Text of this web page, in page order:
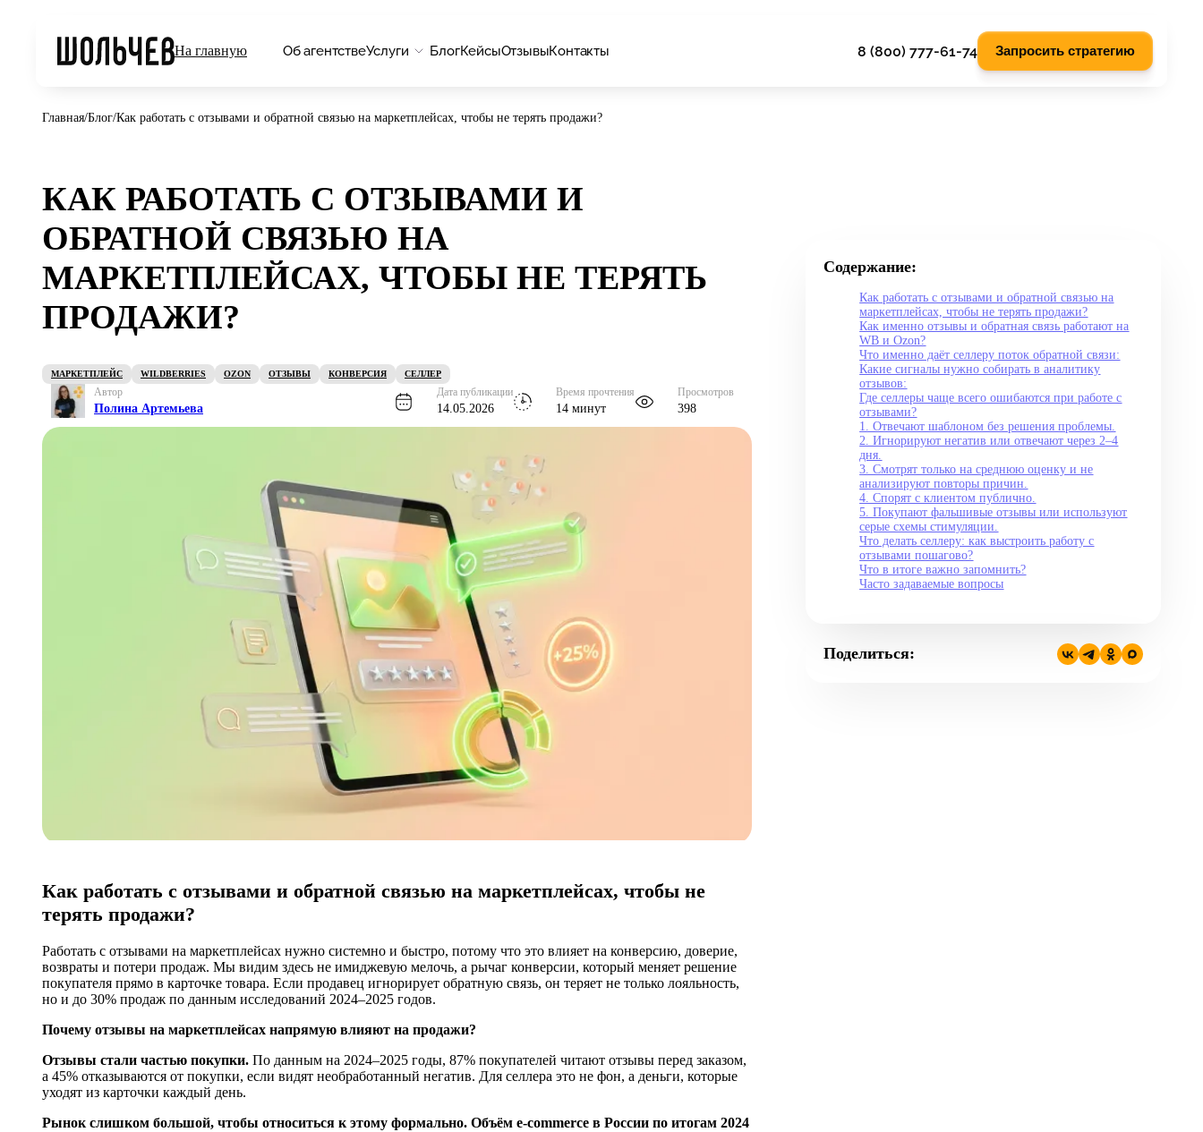
На главную Об агентствеУслуги БлогКейсыОтзывыКонтакты 8 (800) 777-61-74 Запросить стратегию
Главная/Блог/Как работать с отзывами и обратной связью на маркетплейсах, чтобы не терять продажи?
КАК РАБОТАТЬ С ОТЗЫВАМИ И
ОБРАТНОЙ СВЯЗЬЮ НА
МАРКЕТПЛЕЙСАХ, ЧТОБЫ НЕ ТЕРЯТЬ
ПРОДАЖИ?
МАРКЕТПЛЕЙС WILDBERRIES OZON ОТЗЫВЫ КОНВЕРСИЯ СЕЛЛЕР
Автор
Полина Артемьева
Дата публикации
14.05.2026
Время прочтения
14 минут
Просмотров
398
Как работать с отзывами и обратной связью на маркетплейсах, чтобы не
терять продажи?
Работать с отзывами на маркетплейсах нужно системно и быстро, потому что это влияет на конверсию, доверие,
возвраты и потери продаж. Мы видим здесь не имиджевую мелочь, а рычаг конверсии, который меняет решение
покупателя прямо в карточке товара. Если продавец игнорирует обратную связь, он теряет не только лояльность,
но и до 30% продаж по данным исследований 2024–2025 годов.
Почему отзывы на маркетплейсах напрямую влияют на продажи?
Отзывы стали частью покупки. По данным на 2024–2025 годы, 87% покупателей читают отзывы перед заказом,
а 45% отказываются от покупки, если видят необработанный негатив. Для селлера это не фон, а деньги, которые
уходят из карточки каждый день.
Рынок слишком большой, чтобы относиться к этому формально. Объём e-commerce в России по итогам 2024
Содержание:
Как работать с отзывами и обратной связью на
маркетплейсах, чтобы не терять продажи?
Как именно отзывы и обратная связь работают на
WB и Ozon?
Что именно даёт селлеру поток обратной связи:
Какие сигналы нужно собирать в аналитику
отзывов:
Где селлеры чаще всего ошибаются при работе с
отзывами?
1. Отвечают шаблоном без решения проблемы.
2. Игнорируют негатив или отвечают через 2–4
дня.
3. Смотрят только на среднюю оценку и не
анализируют повторы причин.
4. Спорят с клиентом публично.
5. Покупают фальшивые отзывы или используют
серые схемы стимуляции.
Что делать селлеру: как выстроить работу с
отзывами пошагово?
Что в итоге важно запомнить?
Часто задаваемые вопросы
Поделиться: